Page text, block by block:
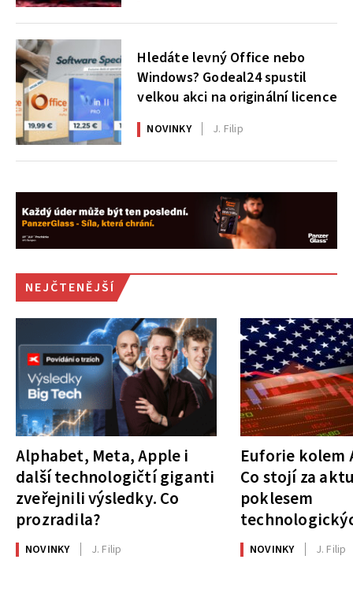
Hledáte levný Office nebo
Windows? Godeal24 spustil
velkou akci na originální licence
NOVINKY J. Filip
NEJČTENĚJŠÍ
Alphabet, Meta, Apple i
další technologičtí giganti
zveřejnili výsledky. Co
prozradila?
NOVINKY J. Filip
Euforie kolem
Co stojí za
poklesem
NOVINKY J. Filip